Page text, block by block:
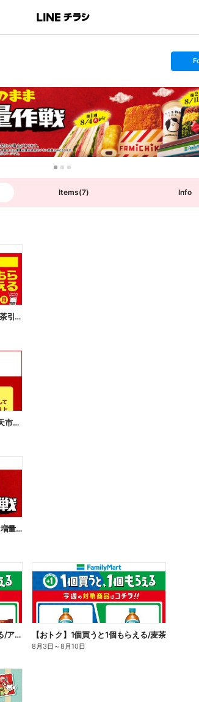
s
t
o
l
l
o
w
Items(7) Info
【無料引換券!】焼き麺買うとお茶引換券貰える!
楽天ポイントカード提示で、楽天市場でのお買い物がおトクに!
【おトク】お値段そのまま!45%増量作戦!
【おトク】1個買うと1個もらえる/アイス 【おトク】1個買うと1個もらえる/麦茶
8月3日 ～8月10日